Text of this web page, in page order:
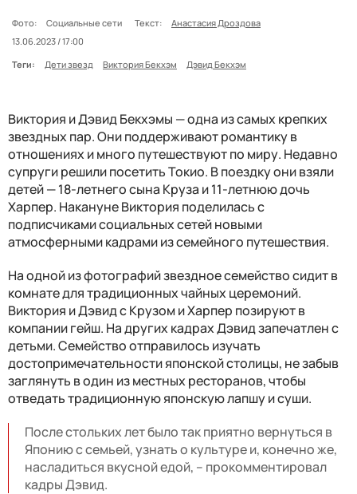
Фото: Социальные сети Текст:
Анастасия Дроздова
13.06.2023 / 17:00
Теги:
Дети звезд Виктория Бекхэм Дэвид Бекхэм
Виктория и Дэвид Бекхэмы — одна из самых крепких
звездных пар. Они поддерживают романтику в
отношениях и много путешествуют по миру. Недавно
супруги решили посетить Токио. В поездку они взяли
детей — 18-летнего сына Круза и 11-летнюю дочь
Харпер. Накануне Виктория поделилась с
подписчиками социальных сетей новыми
атмосферными кадрами из семейного путешествия.
На одной из фотографий звездное семейство сидит в
комнате для традиционных чайных церемоний.
Виктория и Дэвид с Крузом и Харпер позируют в
компании гейш. На других кадрах Дэвид запечатлен с
детьми. Семейство отправилось изучать
достопримечательности японской столицы, не забыв
заглянуть в один из местных ресторанов, чтобы
отведать традиционную японскую лапшу и суши.
После стольких лет было так приятно вернуться в
Японию с семьей, узнать о культуре и, конечно же,
насладиться вкусной едой, – прокомментировал
кадры Дэвид.